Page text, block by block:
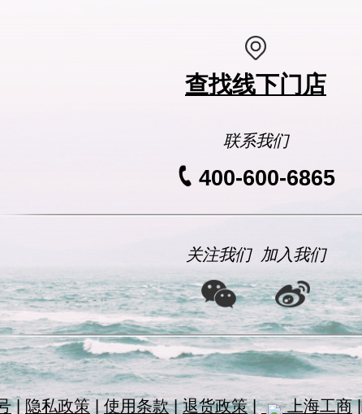
查找线下门店
联系我们
400-600-6865
关注我们 加入我们
|隐私政策|使用条款|退货政策| 上海工商|